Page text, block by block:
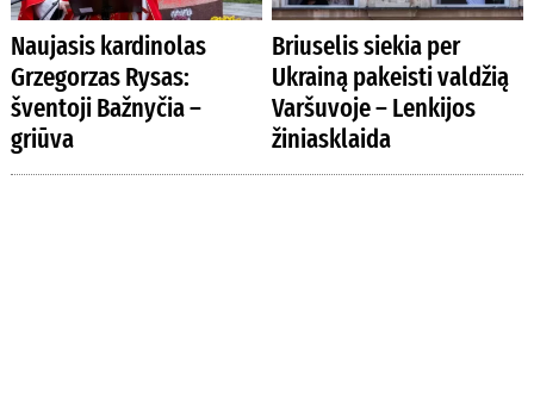
Naujasis kardinolas
Grzegorzas Rysas:
šventoji Bažnyčia –
griūva
Briuselis siekia per
Ukrainą pakeisti valdžią
Varšuvoje – Lenkijos
žiniasklaida